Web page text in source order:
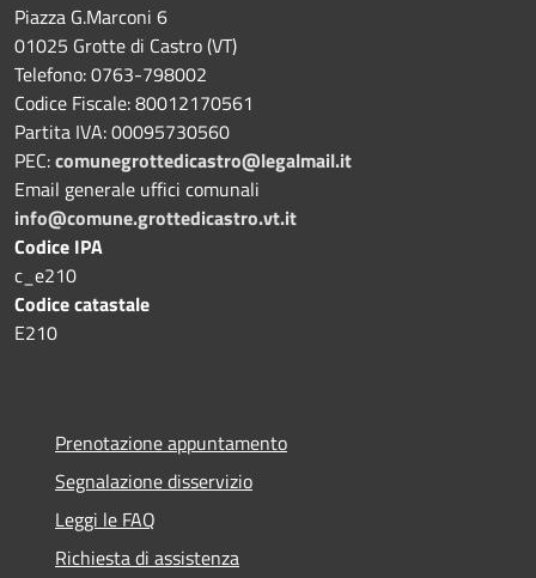
Piazza G.Marconi 6
01025 Grotte di Castro (VT)
Telefono: 0763-798002
Codice Fiscale: 80012170561
Partita IVA: 00095730560
PEC:comunegrottedicastro@legalmail.it
Email generale uffici comunali
info@comune.grottedicastro.vt.it
Codice IPA
c_e210
Codice catastale
E210
Prenotazione appuntamento
Segnalazione disservizio
Leggi le FAQ
Richiesta di assistenza